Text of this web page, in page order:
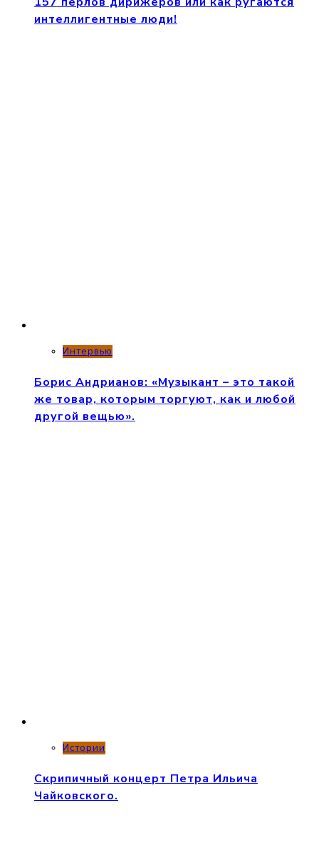
интеллигентные люди!
Интервью
Борис Андрианов: «Музыкант – это такой
же товар, которым торгуют, как и любой
другой вещью».
Истории
Скрипичный концерт Петра Ильича
Чайковского.